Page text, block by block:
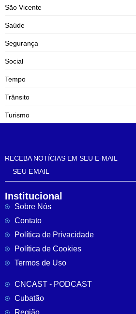
São Vicente
Saúde
Segurança
Social
Tempo
Trânsito
Turismo
RECEBA NOTÍCIAS EM SEU E-MAIL
Institucional
Sobre Nós
Contato
Política de Privacidade
Política de Cookies
Termos de Uso
CNCAST - PODCAST
Cubatão
Região